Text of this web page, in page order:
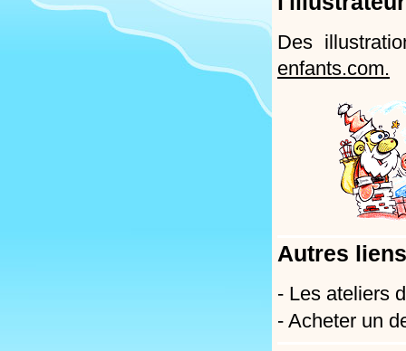
Des
enfants.com.
Autres
- Les ateliers
- Acheter un